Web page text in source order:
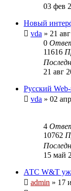
03 фев
Новый
vda » 21
0
11616
21 авг
Русский
vda » 02
4
10762
15 май
АТС W&T
admin » 17